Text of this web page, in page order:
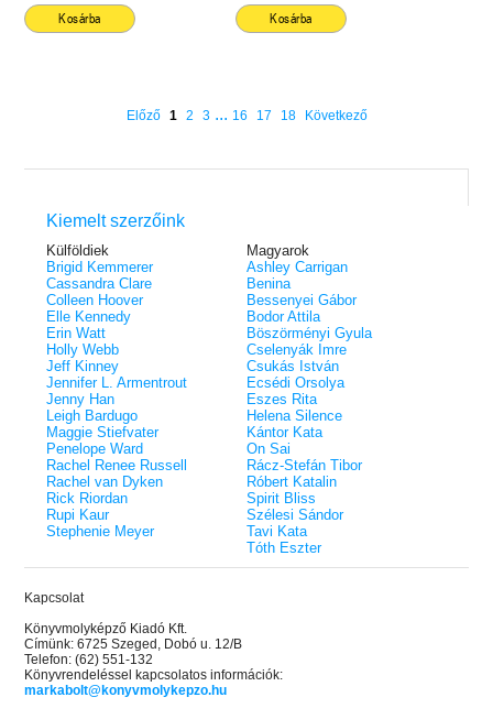
Kosárba Kosárba
Előző 1 2 3 ... 16 17 18 Következő
Kiemelt szerzőink
Külföldiek
Brigid Kemmerer
Cassandra Clare
Colleen Hoover
Elle Kennedy
Erin Watt
Holly Webb
Jeff Kinney
Jennifer L. Armentrout
Jenny Han
Leigh Bardugo
Maggie Stiefvater
Penelope Ward
Rachel Renee Russell
Rachel van Dyken
Rick Riordan
Rupi Kaur
Stephenie Meyer
Magyarok
Ashley Carrigan
Benina
Bessenyei Gábor
Bodor Attila
Böszörményi Gyula
Cselenyák Imre
Csukás István
Ecsédi Orsolya
Eszes Rita
Helena Silence
Kántor Kata
On Sai
Rácz-Stefán Tibor
Róbert Katalin
Spirit Bliss
Szélesi Sándor
Tavi Kata
Tóth Eszter
Kapcsolat
Könyvmolyképző Kiadó Kft.
Címünk: 6725 Szeged, Dobó u. 12/B
Telefon: (62) 551-132
Könyvrendeléssel kapcsolatos információk:
markabolt@konyvmolykepzo.hu